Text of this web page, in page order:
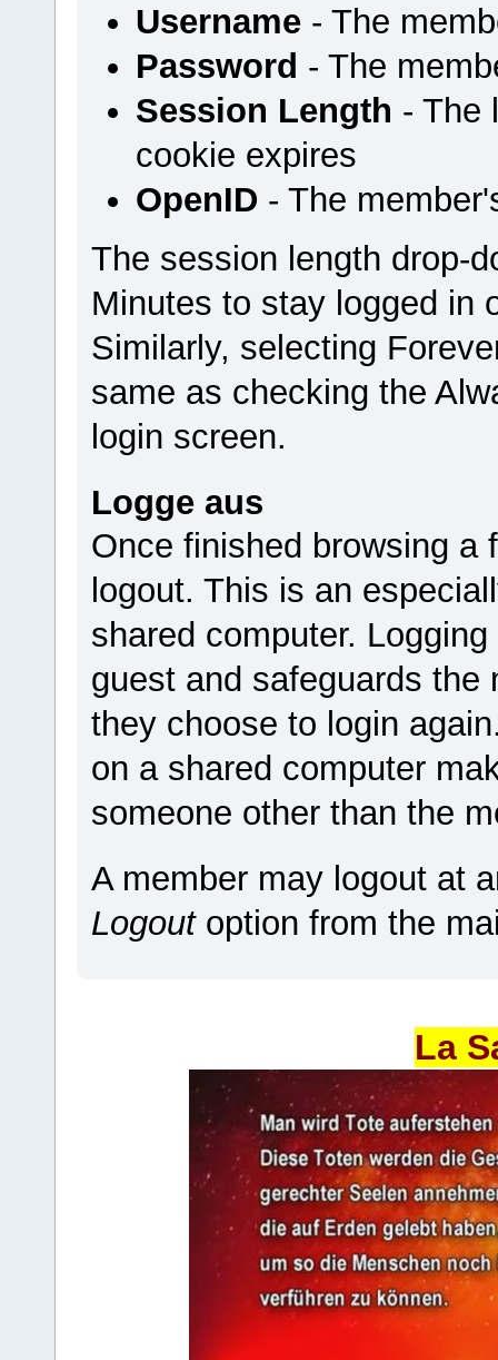
Username- The
Password - The
Session Length - The
cookie expires
OpenID - The
The session length drop-
Minutes to stay logged in
Similarly, selecting
same as checking the
login screen.
Logge aus
Once finished browsing a
logout. This is an
shared computer.
guest and safeguards
they choose to login
on a shared computer
someone other than the
A member may logout at
Logoutoption from the
La